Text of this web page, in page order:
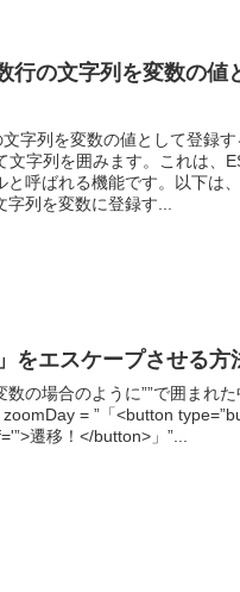
行の文字列を変数の値
字列を変数の値として登録
文字列を囲みます。これは、
と呼ばれる機能です。以下は
字列を変数に登録す...
をエスケープさせる方
の場合のように””で囲まれた
= ”「<button
遷移！</button>」”...